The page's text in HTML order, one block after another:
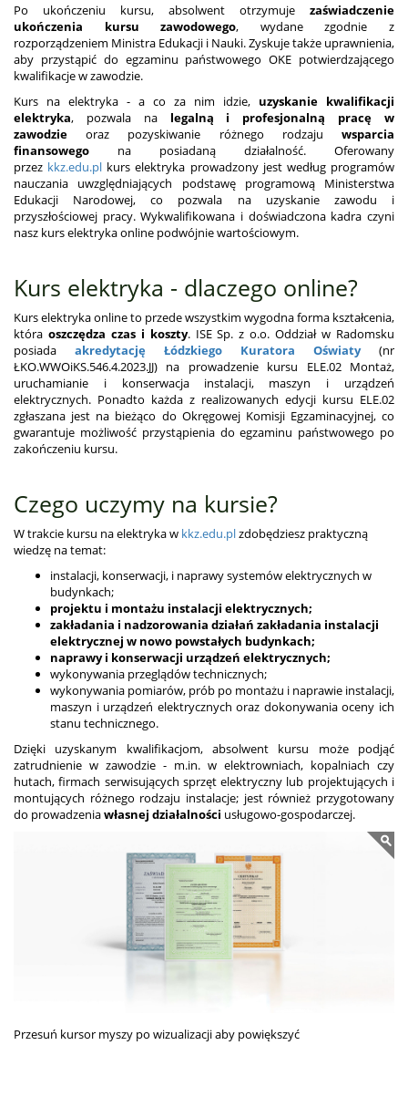
Po ukończeniu kursu, absolwent otrzymuje zaświadczenie
ukończenia kursu zawodowego, wydane zgodnie z
rozporządzeniem Ministra Edukacji i Nauki. Zyskuje także uprawnienia,
aby przystąpić do egzaminu państwowego OKE potwierdzającego
kwalifikacje w zawodzie.
Kurs na elektryka - a co za nim idzie, uzyskanie kwalifikacji
elektryka, pozwala na legalną i profesjonalną pracę w
zawodzie oraz pozyskiwanie różnego rodzaju wsparcia
finansowego na posiadaną działalność. Oferowany
przez kkz.edu.pl kurs elektryka prowadzony jest według programów
nauczania uwzględniających podstawę programową Ministerstwa
Edukacji Narodowej, co pozwala na uzyskanie zawodu i
przyszłościowej pracy. Wykwalifikowana i doświadczona kadra czyni
nasz kurs elektryka online podwójnie wartościowym.
Kurs elektryka - dlaczego online?
Kurs elektryka online to przede wszystkim wygodna forma kształcenia,
która oszczędza czas i koszty. ISE Sp. z o.o. Oddział w Radomsku
posiada
akredytację Łódzkiego Kuratora Oświaty(nr
ŁKO.WWOiKS.546.4.2023.JJ) na prowadzenie kursu ELE.02 Montaż,
uruchamianie i konserwacja instalacji, maszyn i urządzeń
elektrycznych. Ponadto każda z realizowanych edycji kursu ELE.02
zgłaszana jest na bieżąco do Okręgowej Komisji Egzaminacyjnej, co
gwarantuje możliwość przystąpienia do egzaminu państwowego po
zakończeniu kursu.
Czego uczymy na kursie?
W trakcie kursu na elektryka w kkz.edu.plzdobędziesz praktyczną
wiedzę na temat:
instalacji, konserwacji, i naprawy systemów elektrycznych w
budynkach;
projektu i montażu instalacji elektrycznych;
zakładania i nadzorowania działań zakładania instalacji
elektrycznej w nowo powstałych budynkach;
naprawy i konserwacji urządzeń elektrycznych;
wykonywania przeglądów technicznych;
wykonywania pomiarów, prób po montażu i naprawie instalacji,
maszyn i urządzeń elektrycznych oraz dokonywania oceny ich
stanu technicznego.
Dzięki uzyskanym kwalifikacjom, absolwent kursu może podjąć
zatrudnienie w zawodzie - m.in. w elektrowniach, kopalniach czy
hutach, firmach serwisujących sprzęt elektryczny lub projektujących i
montujących różnego rodzaju instalacje; jest również przygotowany
do prowadzeniawłasnej działalności usługowo-gospodarczej.
Przesuń kursor myszy po wizualizacji aby powiększyć